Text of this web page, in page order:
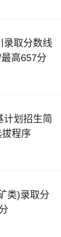
录取分数线
高657分
计划招生简
程序
类)录取分